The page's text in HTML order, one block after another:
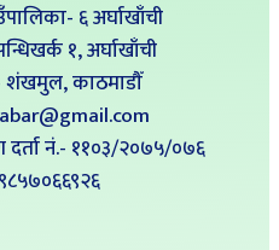
६ अर्घाखाँची
१, अर्घाखाँची
शंखमुल, काठमाडौँ
दर्ता नं.- ११०३/२०७५/०७६